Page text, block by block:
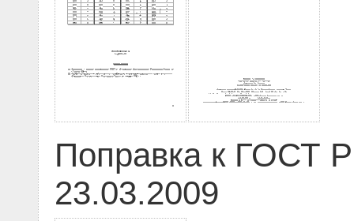
Поправка к ГОСТ
23.03.2009